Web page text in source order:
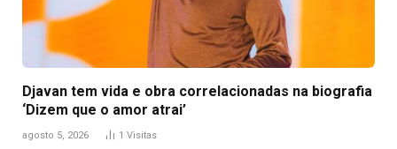
Djavan tem vida e obra correlacionadas na biografia
‘Dizem que o amor atrai’
agosto 5, 2026 1 Visitas